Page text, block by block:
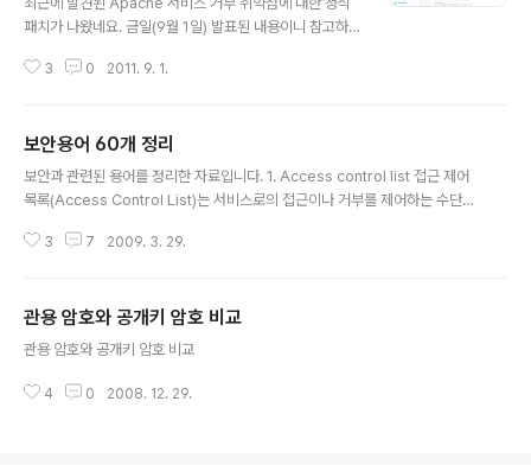
패치가 나왔네요. 금일(9월 1일) 발표된 내용이니 참고하
eView.do?num=578&seq=-1 □ 개요 o Apache웹
HTTP패킷을 전송하여 아파치 서비스가 동작중인 서버의
메모리를 고갈시킬 수 있음 o 해당 취약점 정보 및 공격 도
구가 공개 배포됨에 따라 피해를 입을 수 있으므로 웹서버
소프트웨어 [1] - Apache 1.3.x 및 이전 버전 - Apache
3 0 2011. 9. 1.
보안용어 60개 정리
보안과 관련된 용어를 정리한 자료입니다. 1. Access control list 접근 제어
목록(Access Control List)는 서비스로의 접근이나 거부를 제어하는 수단으
사용자를 지정한다. ACL에서는 일반적으로 접근할 수 있는 사용자와 사용할
한을 부여한 것이다. 2. Access matrix 1971년 Butler W. Lampson에 의
해 처음 소개되었으며, 운영체제(OS)의 보호 메커니즘에서 일반적으로 사용되
3 7 2009. 3. 29.
관용 암호와 공개키 암호 비교
관용 암호와 공개키 암호 비교
4 0 2008. 12. 29.